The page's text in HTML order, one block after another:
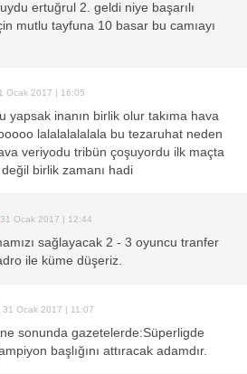
ertuğrul 2. geldi niye başarılı
mutlu tayfuna 10 basar bu camıayı
Ocak 2017 | 16:05
yapsak inanın birlik olur takıma hava
lalalalalalala bu tezaruhat neden
veriyodu tribün çoşuyordu ilk maçta
birlik zamanı hadi
31 Ocak 2017 | 12:44
sağlayacak 2 - 3 oyuncu tranfer
ile küme düşeriz.
31 Ocak 2017 | 11:07
sonunda gazetelerde:Süperligde
başlığını attıracak adamdır.